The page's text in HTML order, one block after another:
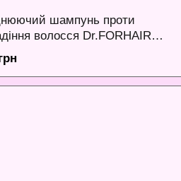
шампунь проти
волосся Dr.FORHAIR
Shampoo, 300 мл